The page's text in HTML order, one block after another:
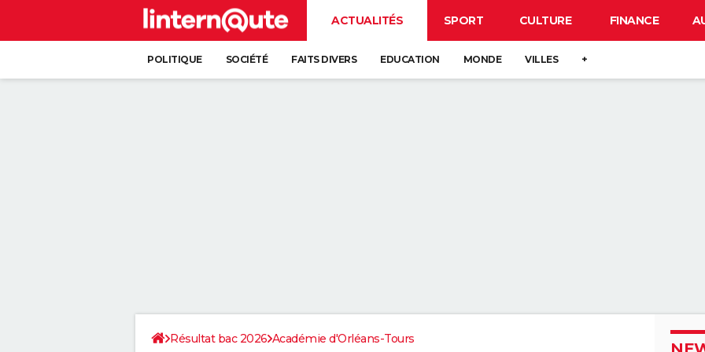
ACTUALITÉS SPORT CULTURE FINANCE
POLITIQUE SOCIÉTÉ FAITS DIVERS EDUCATION MONDE VILLES +
Résultat bac 2026 Académie d'Orléans-Tours